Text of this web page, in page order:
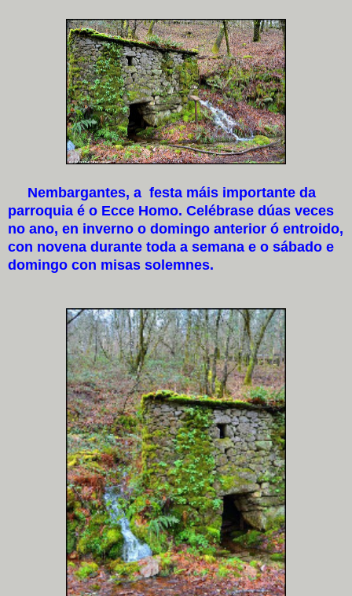
Nembargantes, a festa máis importante da
parroquia é o Ecce Homo. Celébrase dúas veces
no ano, en inverno o domingo anterior ó entroido,
con novena durante toda a semana e o sábado e
domingo con misas solemnes.